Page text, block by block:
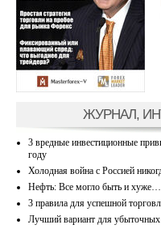
ЖУРНАЛ,
3 вредные инвестиционные
году
Холодная война с Россией
Нефть: Все могло быть и хуже…
3 правила для успешной
Лучший вариант для